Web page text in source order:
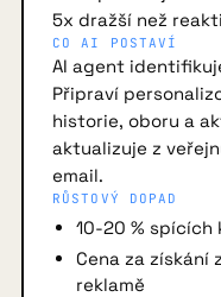
5x dražší než
CO AI POSTAVÍ
AI agent
Připraví
historie, oboru a
aktualizuje z
email.
RŮSTOVÝ DOPAD
10-20 %
Cena za získání
reklamě